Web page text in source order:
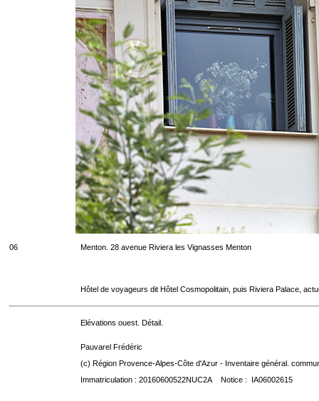
06 Menton. 28 avenue Riviera les Vignasses Menton
Hôtel de voyageurs dit Hôtel Cosmopolitain, puis Riviera Palace,
Elévations ouest. Détail.
Pauvarel Frédéric
(c) Région Provence-Alpes-Côte d'Azur - Inventaire général.
Immatriculation : 20160600522NUC2A Notice : IA06002615